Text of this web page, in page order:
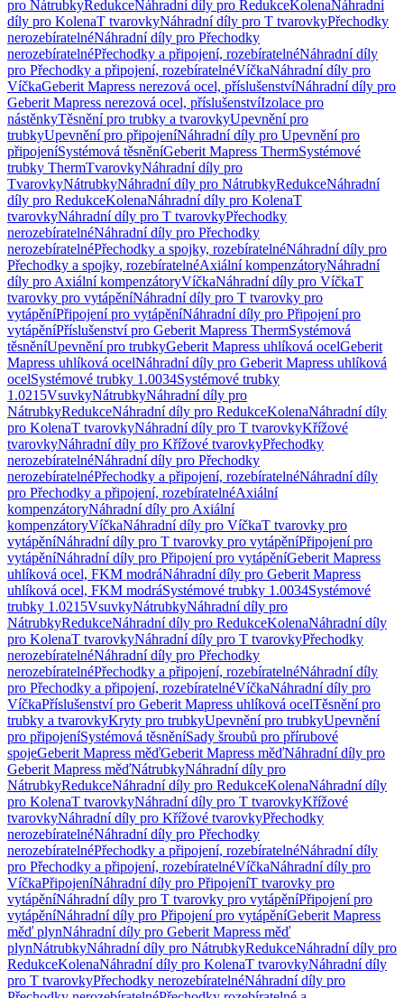
pro NátrubkyRedukceNáhradní díly pro RedukceKolenaNáhradní
díly pro KolenaT tvarovkyNáhradní díly pro T tvarovkyPřechodky
nerozebíratelnéNáhradní díly pro Přechodky
nerozebíratelnéPřechodky a připojení, rozebíratelnéNáhradní díly
pro Přechodky a připojení, rozebíratelnéVíčkaNáhradní díly pro
VíčkaGeberit Mapress nerezová ocel, příslušenstvíNáhradní díly pro
Geberit Mapress nerezová ocel, příslušenstvíIzolace pro
nástěnkyTěsnění pro trubky a tvarovkyUpevnění pro
trubkyUpevnění pro připojeníNáhradní díly pro Upevnění pro
připojeníSystémová těsněníGeberit Mapress ThermSystémové
trubky ThermTvarovkyNáhradní díly pro
TvarovkyNátrubkyNáhradní díly pro NátrubkyRedukceNáhradní
díly pro RedukceKolenaNáhradní díly pro KolenaT
tvarovkyNáhradní díly pro T tvarovkyPřechodky
nerozebíratelnéNáhradní díly pro Přechodky
nerozebíratelnéPřechodky a spojky, rozebíratelnéNáhradní díly pro
Přechodky a spojky, rozebíratelnéAxiální kompenzátoryNáhradní
díly pro Axiální kompenzátoryVíčkaNáhradní díly pro VíčkaT
tvarovky pro vytápěníNáhradní díly pro T tvarovky pro
vytápěníPřipojení pro vytápěníNáhradní díly pro Připojení pro
vytápěníPříslušenství pro Geberit Mapress ThermSystémová
těsněníUpevnění pro trubkyGeberit Mapress uhlíková ocelGeberit
Mapress uhlíková ocelNáhradní díly pro Geberit Mapress uhlíková
ocelSystémové trubky 1.0034Systémové trubky
1.0215VsuvkyNátrubkyNáhradní díly pro
NátrubkyRedukceNáhradní díly pro RedukceKolenaNáhradní díly
pro KolenaT tvarovkyNáhradní díly pro T tvarovkyKřížové
tvarovkyNáhradní díly pro Křížové tvarovkyPřechodky
nerozebíratelnéNáhradní díly pro Přechodky
nerozebíratelnéPřechodky a připojení, rozebíratelnéNáhradní díly
pro Přechodky a připojení, rozebíratelnéAxiální
kompenzátoryNáhradní díly pro Axiální
kompenzátoryVíčkaNáhradní díly pro VíčkaT tvarovky pro
vytápěníNáhradní díly pro T tvarovky pro vytápěníPřipojení pro
vytápěníNáhradní díly pro Připojení pro vytápěníGeberit Mapress
uhlíková ocel, FKM modráNáhradní díly pro Geberit Mapress
uhlíková ocel, FKM modráSystémové trubky 1.0034Systémové
trubky 1.0215VsuvkyNátrubkyNáhradní díly pro
NátrubkyRedukceNáhradní díly pro RedukceKolenaNáhradní díly
pro KolenaT tvarovkyNáhradní díly pro T tvarovkyPřechodky
nerozebíratelnéNáhradní díly pro Přechodky
nerozebíratelnéPřechodky a připojení, rozebíratelnéNáhradní díly
pro Přechodky a připojení, rozebíratelnéVíčkaNáhradní díly pro
VíčkaPříslušenství pro Geberit Mapress uhlíková ocelTěsnění pro
trubky a tvarovkyKryty pro trubkyUpevnění pro trubkyUpevnění
pro připojeníSystémová těsněníSady šroubů pro přírubové
spojeGeberit Mapress měďGeberit Mapress měďNáhradní díly pro
Geberit Mapress měďNátrubkyNáhradní díly pro
NátrubkyRedukceNáhradní díly pro RedukceKolenaNáhradní díly
pro KolenaT tvarovkyNáhradní díly pro T tvarovkyKřížové
tvarovkyNáhradní díly pro Křížové tvarovkyPřechodky
nerozebíratelnéNáhradní díly pro Přechodky
nerozebíratelnéPřechodky a připojení, rozebíratelnéNáhradní díly
pro Přechodky a připojení, rozebíratelnéVíčkaNáhradní díly pro
VíčkaPřipojeníNáhradní díly pro PřipojeníT tvarovky pro
vytápěníNáhradní díly pro T tvarovky pro vytápěníPřipojení pro
vytápěníNáhradní díly pro Připojení pro vytápěníGeberit Mapress
měď plynNáhradní díly pro Geberit Mapress měď
plynNátrubkyNáhradní díly pro NátrubkyRedukceNáhradní díly pro
RedukceKolenaNáhradní díly pro KolenaT tvarovkyNáhradní díly
pro T tvarovkyPřechodky nerozebíratelnéNáhradní díly pro